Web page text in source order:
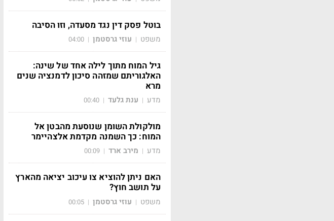
בוטל פסק דין נגד מסעדה, וזו הסיבה
משפט | עוזי גרסטמן |
04:00
גיל המוח מתוך לילה אחד של שינה:
האלגוריתם שמזהה סיכון לדמנציה שנים
מרא
מדע | ענת גלעד |
00:40
מולקולת השומן שנוסעת מהבטן אל
המוח: כך השמנה מקדמת אלצהיימר
מדע | מירב ארד |
00:09
האם ניתן להוציא צו עיכוב יציאה מהארץ
על תושב חוץ?
משפט | עוזי גרסטמן |
00:05